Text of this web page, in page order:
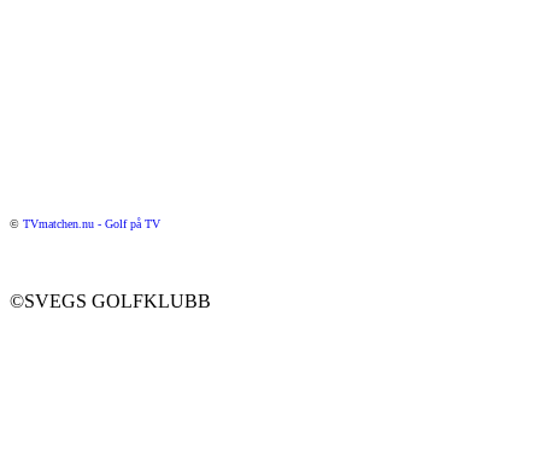
© TVmatchen.nu - Golf på TV
©SVEGS GOLFKLUBB